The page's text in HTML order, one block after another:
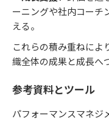
ーニングや社内コーチ
える。
これらの積み重ねによ
織全体の成果と成長へ
参考資料とツール
パフォーマンスマネジ